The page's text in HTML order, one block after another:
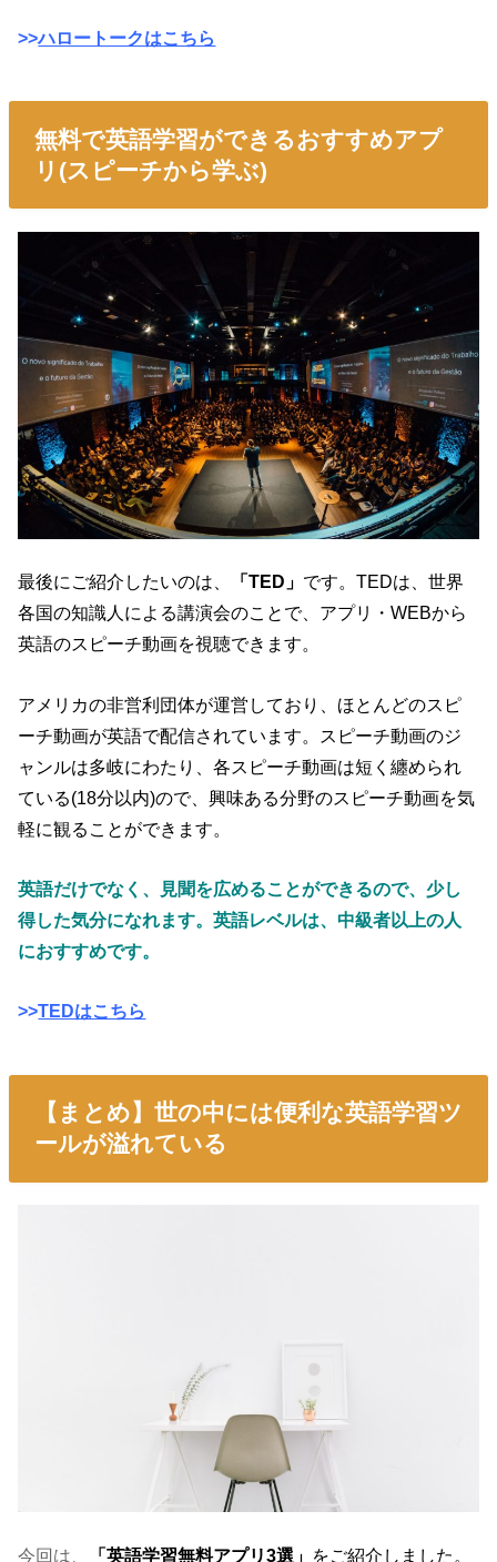
>>ハロートークはこちら
無料で英語学習ができるおすすめアプ
リ(スピーチから学ぶ)
最後にご紹介したいのは、 「TED」 です。TEDは、世界
各国の知識人による講演会のことで、アプリ・WEBから
英語のスピーチ動画を視聴できます。
アメリカの非営利団体が運営しており、ほとんどのスピ
ーチ動画が英語で配信されています。スピーチ動画のジ
ャンルは多岐にわたり、各スピーチ動画は短く纏められ
ている(18分以内)ので、興味ある分野のスピーチ動画を気
軽に観ることができます。
英語だけでなく、見聞を広めることができるので、少し
得した気分になれます。英語レベルは、中級者以上の人
におすすめです。
>>TEDはこちら
【まとめ】世の中には便利な英語学習ツ
ールが溢れている
今回は、 「英語学習無料アプリ3選」 をご紹介しました。